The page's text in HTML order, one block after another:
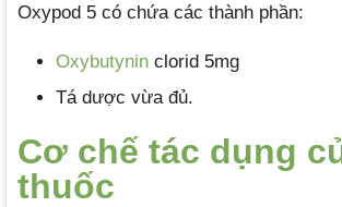
Oxypod 5 có chứa các thành phần:
Oxybutynin clorid 5mg
Tá dược vừa đủ.
Cơ chế tác dụng
thuốc